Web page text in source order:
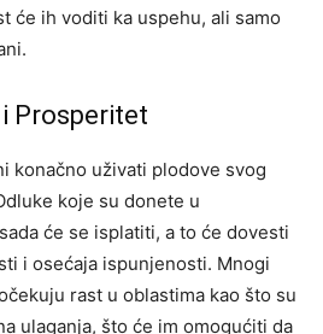
će ih voditi ka uspehu, ali samo
Prosperitet
konačno uživati plodove svog
koje su donete u
će se isplatiti, a to će dovesti
i osećaja ispunjenosti. Mnogi
rast u oblastima kao što su
ulaganja, što će im omogućiti da